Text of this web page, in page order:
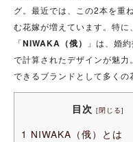
グ。最近では、この2本を重
む花嫁が増えています。特
「NIWAKA（俄）
」は、婚
で計算されたデザインが魅
できるブランドとして多くの
目次 [閉じる]
1 NIWAKA（俄）とは